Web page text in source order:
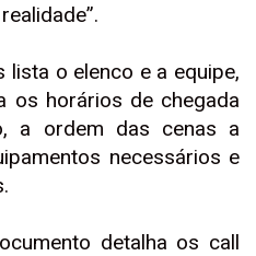
lista o elenco e a equipe,
os horários de chegada
a ordem das cenas a
necessários e
detalha os call